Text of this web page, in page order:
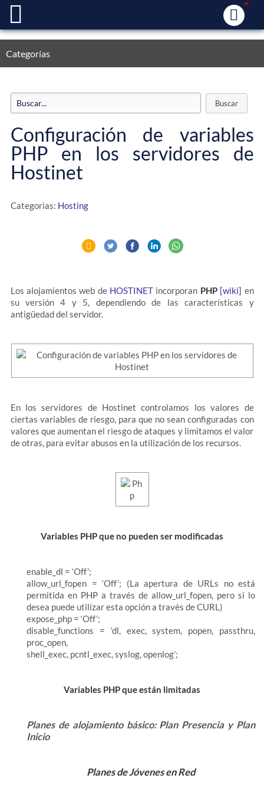
Categorías
Configuración de variables
PHP en los servidores de
Hostinet
Categorias: Hosting
Los alojamientos web de HOSTINET incorporan PHP [wiki] en
su versión 4 y 5, dependiendo de las características y
antigüedad del servidor.
En los servidores de Hostinet controlamos los valores de
ciertas variables de riesgo, para que no sean configuradas con
valores que aumentan el riesgo de ataques y limitamos el valor
de otras, para evitar abusos en la utilización de los recursos.
Variables PHP que no pueden ser modificadas
enable_dl = ‘Off’;
allow_url_fopen = ‘Off’; (La apertura de URLs no está
permitida en PHP a través de allow_url_fopen, pero si lo
desea puede utilizar esta opción a través de CURL)
expose_php = ‘Off’;
disable_functions = ‘dl, exec, system, popen, passthru,
proc_open,
shell_exec, pcntl_exec, syslog, openlog’;
Variables PHP que están limitadas
Planes de alojamiento básico: Plan Presencia y Plan
Inicio
Planes de Jóvenes en Red